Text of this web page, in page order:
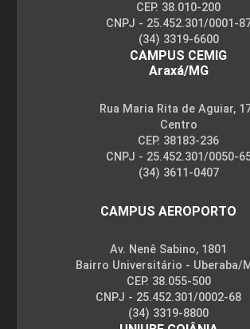
Introdução à Metodologia
10h
Aplicação da Metodologia
10h
CEP. 38.010-200
CNPJ - 25.452.301/0001-
(34) 3319-6600
CAMPUS CEMIG
Araxá/MG
Rua Maria Rita de Aguiar,
Centro
CEP. 38183-236
CNPJ - 25.452.301/0050-
(34) 3611-0407
CAMPUS AEROPORTO
Av. Nenê Sabino, 1801
Bairro Universitário - Uberaba/
CEP. 38.055-500
CNPJ - 25.452.301/0002-68
(34) 3319-8800